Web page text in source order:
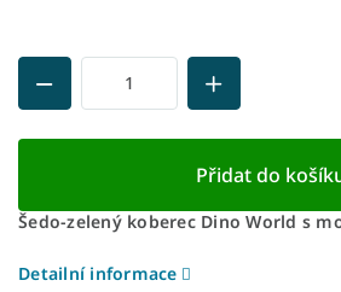
Přidat do
Šedo-zelený koberec Dino World s
Detailní informace